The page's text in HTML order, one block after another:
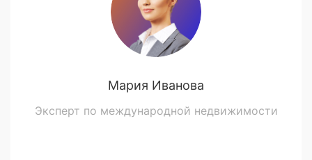
Мария Иванова
Эксперт по международной недвижимости